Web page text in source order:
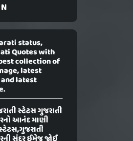
status,
Quotes with
collection of
latest
latest
સ્ટેટસ ગુજરાતી
આનંદ માણી